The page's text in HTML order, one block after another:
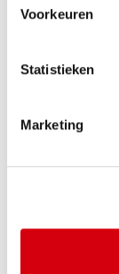
Voorkeuren
Statistieken
Marketing
Grotstraat 1